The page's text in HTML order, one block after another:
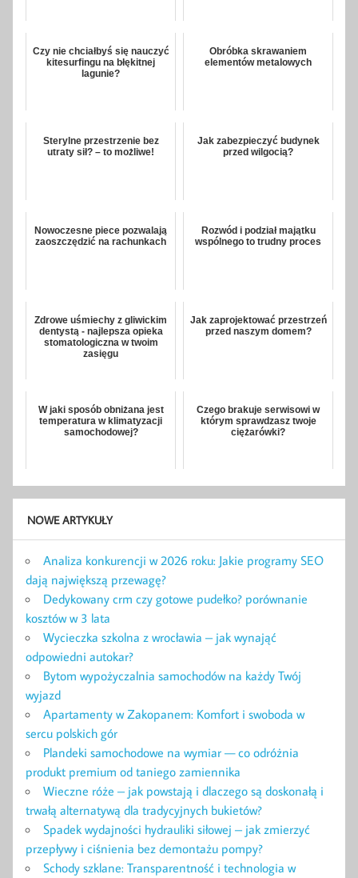
Czy nie chciałbyś się nauczyć
kitesurfingu na błękitnej
lagunie?
Obróbka skrawaniem
elementów metalowych
Sterylne przestrzenie bez
utraty sił? – to możliwe!
Jak zabezpieczyć budynek
przed wilgocią?
Nowoczesne piece pozwalają
zaoszczędzić na rachunkach
Rozwód i podział majątku
wspólnego to trudny proces
Zdrowe uśmiechy z gliwickim
dentystą - najlepsza opieka
stomatologiczna w twoim
zasięgu
Jak zaprojektować przestrzeń
przed naszym domem?
W jaki sposób obniżana jest
temperatura w klimatyzacji
samochodowej?
Czego brakuje serwisowi w
którym sprawdzasz twoje
ciężarówki?
NOWE ARTYKUŁY
Analiza konkurencji w 2026 roku: Jakie programy SEO
dają największą przewagę?
Dedykowany crm czy gotowe pudełko? porównanie
kosztów w 3 lata
Wycieczka szkolna z wrocławia – jak wynająć
odpowiedni autokar?
Bytom wypożyczalnia samochodów na każdy Twój
wyjazd
Apartamenty w Zakopanem: Komfort i swoboda w
sercu polskich gór
Plandeki samochodowe na wymiar — co odróżnia
produkt premium od taniego zamiennika
Wieczne róże – jak powstają i dlaczego są doskonałą i
trwałą alternatywą dla tradycyjnych bukietów?
Spadek wydajności hydrauliki siłowej – jak zmierzyć
przepływy i ciśnienia bez demontażu pompy?
Schody szklane: Transparentność i technologia w